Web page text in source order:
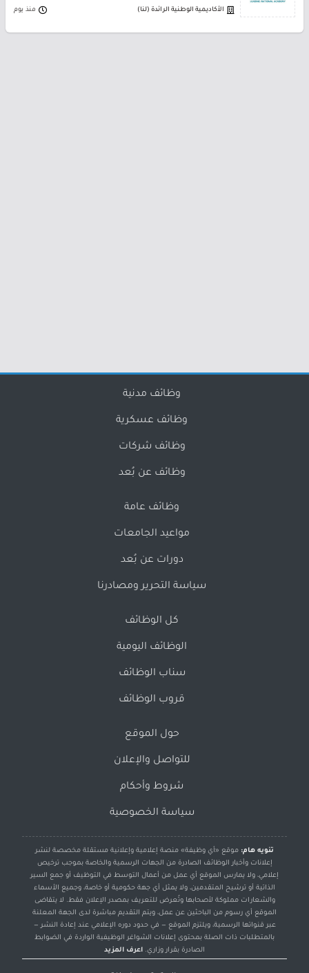
الأكاديمية الوطنية الرائدة (لنا) منذ يوم
وظائف مدنية
وظائف عسكرية
وظائف شركات
وظائف عن بُعد
وظائف عامة
مواعيد الجامعات
دورات عن بُعد
سياسة التحرير ومصادرنا
كل الوظائف
الوظائف اليومية
سناب الوظائف
قروب الوظائف
حول الموقع
للتواصل والإعلان
شروط وأحكام
سياسة الخصوصية
تنويه هام: موقع «أي وظيفة» منصة إعلامية وإعلانية مستقلة مخصصة لنشر
إعلانات وأخبار الوظائف الصادرة من الجهات الرسمية والخاصة بموجب ترخيص
إعلامي، ولا يمارس الموقع أي عمل من أعمال التوسط في التوظيف أو جمع السير
الذاتية أو ترشيح المتقدمين، ولا يمثل أي جهة حكومية أو خاصة، وجميع الأسماء
والشعارات مملوكة لأصحابها وتُعرض للتعريف بمصدر الإعلان فقط. لا يتقاضى
الموقع أي رسوم من الباحثين عن عمل، ويتم التقديم مباشرة لدى الجهة المعلنة
عبر قنواتها الرسمية، ويلتزم الموقع — في حدود دوره الإعلامي عند إعادة النشر —
بالمتطلبات ذات الصلة بمحتوى إعلانات الشواغر الوظيفية الواردة في الضوابط
الصادرة بقرار وزاري. اعرف المزيد